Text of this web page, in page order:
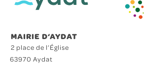
MAIRIE D‘AYDAT
2 place de l’Église
63970 Aydat